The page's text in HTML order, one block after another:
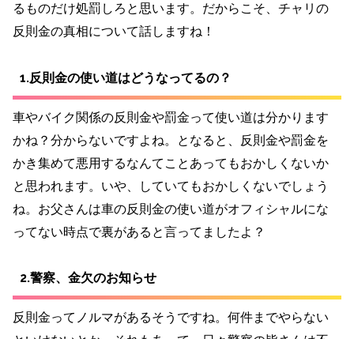
るものだけ処罰しろと思います。だからこそ、チャリの
反則金の真相について話しますね！
1.反則金の使い道はどうなってるの？
車やバイク関係の反則金や罰金って使い道は分かります
かね？分からないですよね。となると、反則金や罰金を
かき集めて悪用するなんてことあってもおかしくないか
と思われます。いや、していてもおかしくないでしょう
ね。お父さんは車の反則金の使い道がオフィシャルにな
ってない時点で裏があると言ってましたよ？
2.警察、金欠のお知らせ
反則金ってノルマがあるそうですね。何件までやらない